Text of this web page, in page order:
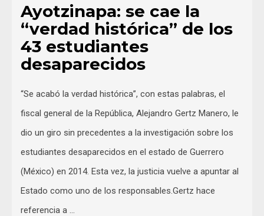
Ayotzinapa: se cae la
“verdad histórica” de los
43 estudiantes
desaparecidos
“Se acabó la verdad histórica”, con estas palabras, el
fiscal general de la República, Alejandro Gertz Manero, le
dio un giro sin precedentes a la investigación sobre los
estudiantes desaparecidos en el estado de Guerrero
(México) en 2014. Esta vez, la justicia vuelve a apuntar al
Estado como uno de los responsables.Gertz hace
referencia a …